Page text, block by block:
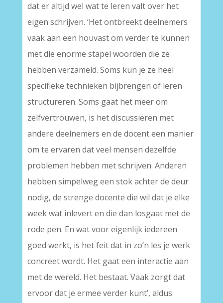
dat er altijd wel wat te leren valt over het
eigen schrijven. ‘Het ontbreekt deelnemers
vaak aan een houvast om verder te kunnen
met die enorme stapel woorden die ze
hebben verzameld. Soms kun je ze heel
specifieke technieken bijbrengen of leren
structureren. Soms gaat het meer om
zelfvertrouwen, is het discussiëren met
andere deelnemers en de docent een manier
om te ervaren dat veel mensen dezelfde
problemen hebben met schrijven. Anderen
hebben simpelweg een stok achter de deur
nodig, de strenge docente die wil dat je elke
week wat inlevert en die dan losgaat met de
rode pen. En wat voor eigenlijk iedereen
goed werkt, is het feit dat in zo’n les je werk
concreet wordt. Het gaat een interactie aan
met de wereld. Het bestaat. Vaak zorgt dat
ervoor dat je ermee verder kunt’, aldus